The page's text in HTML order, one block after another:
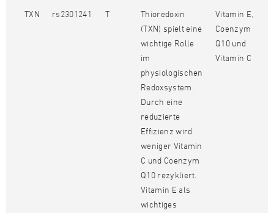
TXN rs2301241 T
Thioredoxin
(TXN) spielt eine
wichtige Rolle
im
physiologischen
Redoxsystem.
Durch eine
reduzierte
Effizienz wird
weniger Vitamin
C und Coenzym
Q10 rezykliert.
Vitamin E als
wichtiges
Vitamin E,
Coenzym
Q10 und
Vitamin C